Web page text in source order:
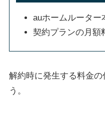
auホームルーター
契約プランの月額
解約時に発生する料金
う。